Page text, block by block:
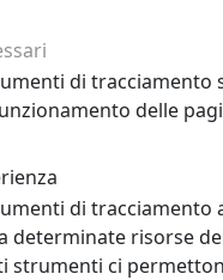
Viciani
di tracciamento
delle
di tracciamento
determinate risorse
strumenti ci